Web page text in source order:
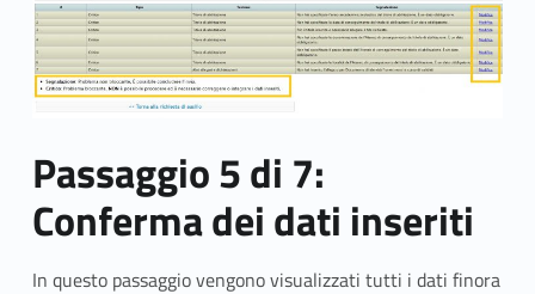
Passaggio 5 di 7:
Conferma dei dati inseriti
In questo passaggio vengono visualizzati tutti i dati finora